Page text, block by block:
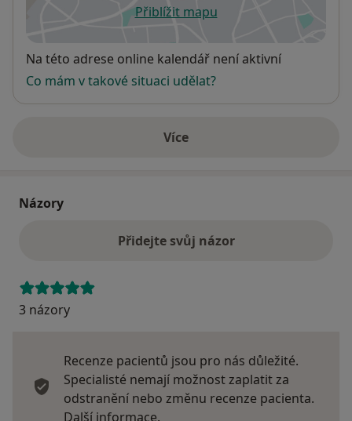
Přiblížit mapuse otevře v nové záložce
Dostupnost
Na této adrese online kalendář není aktivní
Co mám v takové situaci udělat?
Víceo adrese
Názory
Přidejte svůj názor
3 názory
Recenze pacientů jsou pro nás důležité.
Specialisté nemají možnost zaplatit za
odstranění nebo změnu recenze pacienta.
Další informace.